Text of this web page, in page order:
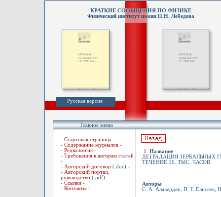
КРАТКИЕ СООБЩЕНИЯ ПО ФИЗИКЕ
Физический институт имени П.Н. Лебедева
Русская версия
Главное меню
- Стартовая страница -
- Содержание журналов -
- Редколлегия -
- Требования к авторам статей
-
- Авторский договор (.doc) -
- Авторский портал,
руководство (.pdf) -
- Ссылки -
- Контакты -
1
Название
ДЕГРАДАЦИЯ ЗЕРКАЛЬНЫХ
ТЕЧЕНИЕ 10. ТЫС. ЧАСОВ.
Авторы
С. А. Алавердян, П. Г.